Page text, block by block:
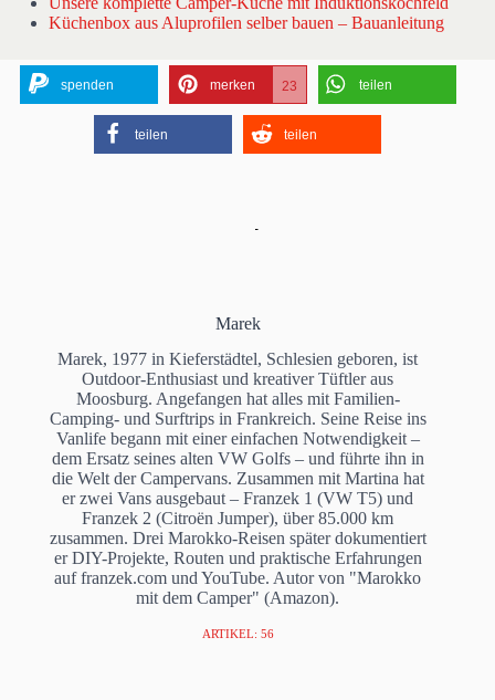
Küchenbox aus Aluprofilen selber bauen – Bauanleitung
spenden merken 23 teilen
teilen teilen
Marek
Marek, 1977 in Kieferstädtel, Schlesien geboren, ist
Outdoor-Enthusiast und kreativer Tüftler aus
Moosburg. Angefangen hat alles mit Familien-
Camping- und Surftrips in Frankreich. Seine Reise ins
Vanlife begann mit einer einfachen Notwendigkeit –
dem Ersatz seines alten VW Golfs – und führte ihn in
die Welt der Campervans. Zusammen mit Martina hat
er zwei Vans ausgebaut – Franzek 1 (VW T5) und
Franzek 2 (Citroën Jumper), über 85.000 km
zusammen. Drei Marokko-Reisen später dokumentiert
er DIY-Projekte, Routen und praktische Erfahrungen
auf franzek.com und YouTube. Autor von "Marokko
mit dem Camper" (Amazon).
ARTIKEL: 56